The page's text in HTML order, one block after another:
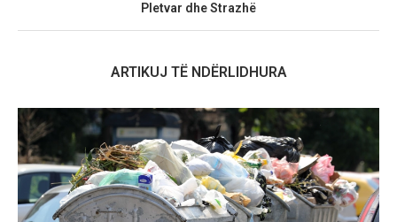
Pletvar dhe Strazhë
ARTIKUJ TË NDËRLIDHURA